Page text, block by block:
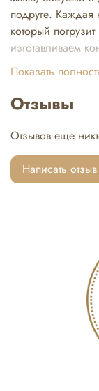
подруге. Каждая
который
изготавливаем
молочного и
праздника.
Показать
Отзывы
Отзывов еще
Написать отзыв